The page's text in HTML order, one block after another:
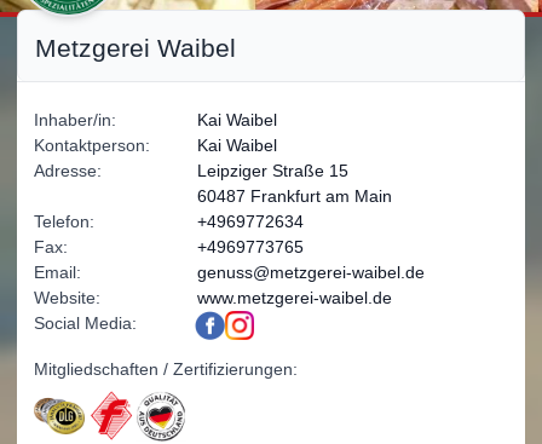
Metzgerei Waibel
Inhaber/in: Kai Waibel
Kontaktperson:
Kai Waibel
Adresse:
Leipziger Straße 15
60487 Frankfurt am Main
Telefon:
+4969772634
Fax:
+4969773765
Email:
genuss@metzgerei-waibel.de
Website:
www.metzgerei-waibel.de
Social Media:
Mitgliedschaften / Zertifizierungen: